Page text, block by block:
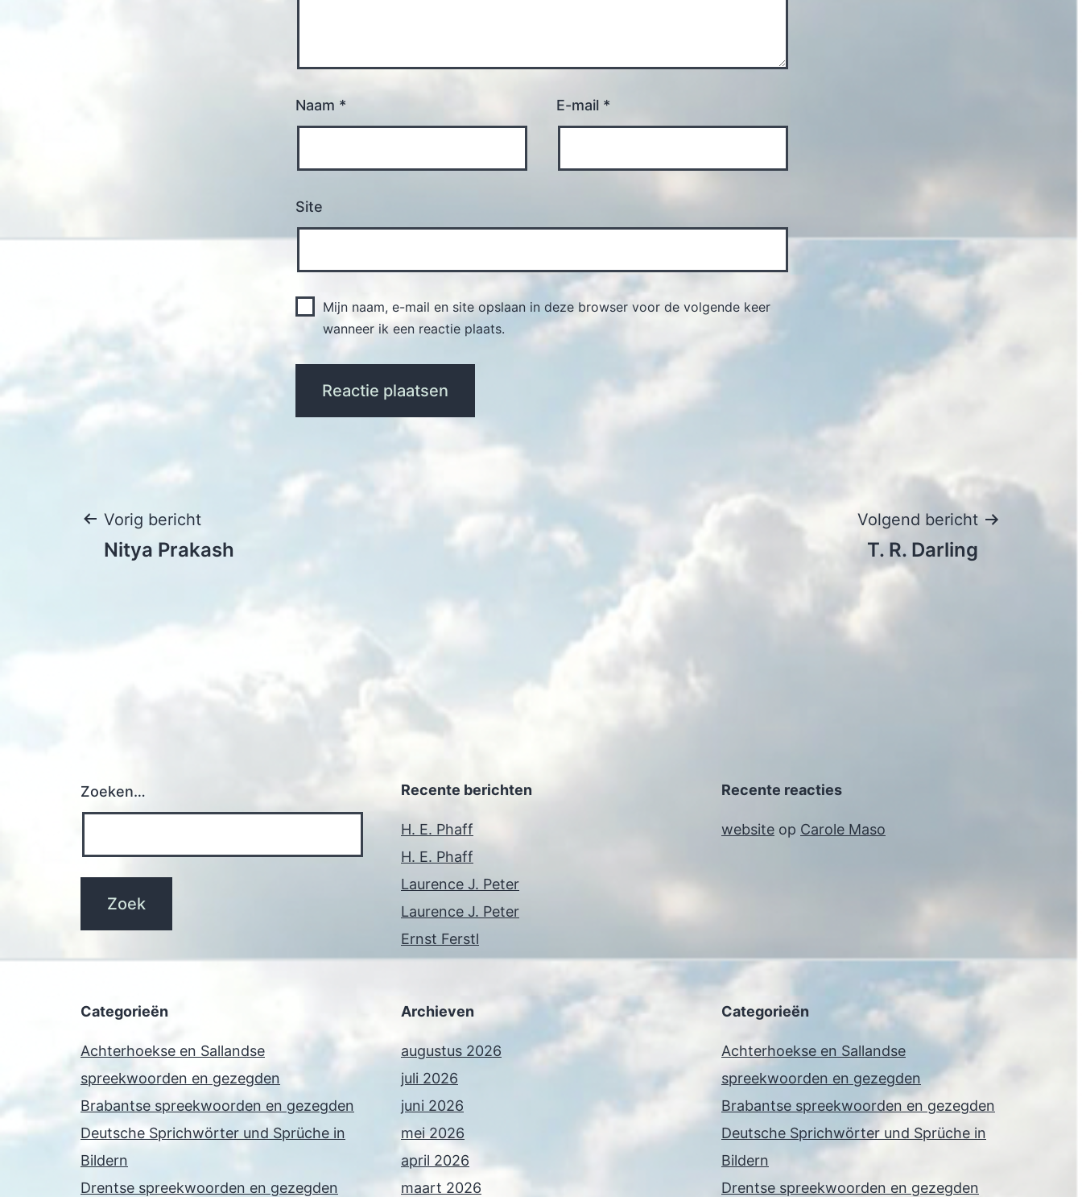
Naam * E-mail *
Site
Mijn naam, e-mail en site opslaan in deze browser voor de volgende keer
wanneer ik een reactie plaats.
Bericht
Vorig bericht
Nitya Prakash
Volgend bericht
T. R. Darling
Zoeken… Recente berichten
H. E. Phaff
H. E. Phaff
Laurence J. Peter
Laurence J. Peter
Ernst Ferstl
Recente reacties
website op Carole Maso
Categorieën
Achterhoekse en Sallandse
spreekwoorden en gezegden
Brabantse spreekwoorden en gezegden
Deutsche Sprichwörter und Sprüche in
Bildern
Drentse spreekwoorden en gezegden
Archieven
augustus 2026
juli 2026
juni 2026
mei 2026
april 2026
maart 2026
Categorieën
Achterhoekse en Sallandse
spreekwoorden en gezegden
Brabantse spreekwoorden en gezegden
Deutsche Sprichwörter und Sprüche in
Bildern
Drentse spreekwoorden en gezegden